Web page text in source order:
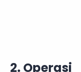
2. Operasi